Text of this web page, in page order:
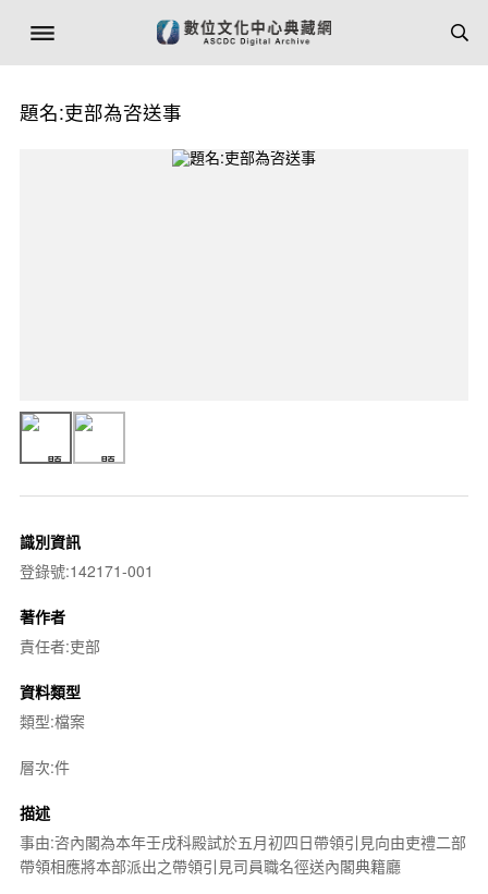
題名:吏部為咨送事
識別資訊
登錄號:142171-001
著作者
責任者:吏部
資料類型
類型:檔案
層次:件
描述
事由:咨內閣為本年壬戌科殿試於五月初四日帶領引見向由吏禮二部
帶領相應將本部派出之帶領引見司員職名徑送內閣典籍廳